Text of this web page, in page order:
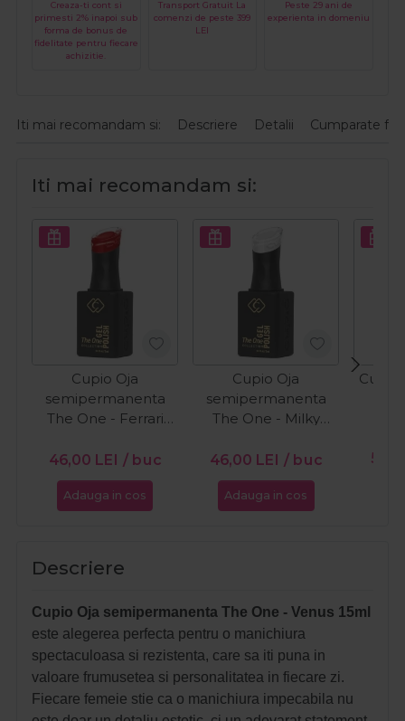
Creaza-ti cont si
primesti 2% inapoi sub
forma de bonus de
fidelitate pentru fiecare
achizitie.
Transport Gratuit La
comenzi de peste 399
LEI
Peste 29 ani de
experienta in domeniu
Iti mai recomandam si: Descriere Detalii Cumparate
Iti mai recomandam si:
Cupio Oja
semipermanenta
The One - Ferrari
46,00 LEI / buc
Adauga in cos
Cupio Oja
semipermanenta
The One - Milky
46,00 LEI / buc
Adauga in cos
Cupio
Descriere
Cupio Oja semipermanenta The One - Venus 15ml
este alegerea perfecta pentru o manichiura
spectaculoasa si rezistenta, care sa iti puna in
valoare frumusetea si personalitatea in fiecare zi.
Fiecare femeie stie ca o manichiura impecabila nu